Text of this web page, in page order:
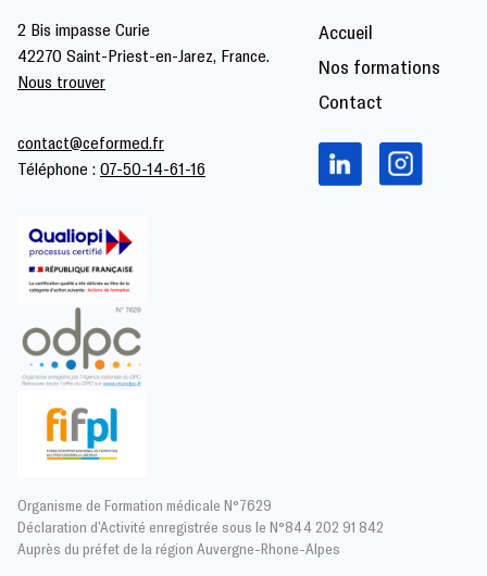
2 Bis impasse Curie
42270 Saint-Priest-en-Jarez, France.
Nous trouver
Organisme de Formation médicale N°7629
Déclaration d’Activité enregistrée sous le N°844 202 91 842
Auprès du préfet de la région Auvergne-Rhone-Alpes
Accueil
Nos formations
Contact
contact@ceformed.fr
Téléphone : 07-50-14-61-16